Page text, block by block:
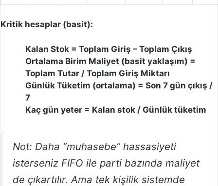
Kritik hesaplar (basit):
Kalan Stok = Toplam Giriş – Toplam Çıkış
Ortalama Birim Maliyet (basit yaklaşım) =
Toplam Tutar / Toplam Giriş Miktarı
Günlük Tüketim (ortalama) = Son 7 gün çıkış /
7
Kaç gün yeter = Kalan stok / Günlük tüketim
Not: Daha “muhasebe” hassasiyeti
isterseniz FIFO ile parti bazında maliyet
de çıkartılır. Ama tek kişilik sistemde